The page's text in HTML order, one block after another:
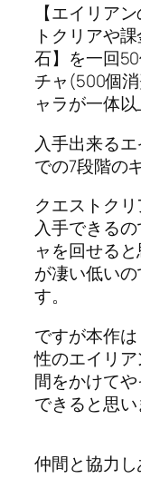
【エイリア
トクリアや
石】を一回
チャ(500個
ャラが一体
入手出来る
での7段階の
クエストク
入手できる
ャを回せる
が凄い低い
す。
ですが本作
性のエイリ
間をかけて
できると思い
仲間と協力